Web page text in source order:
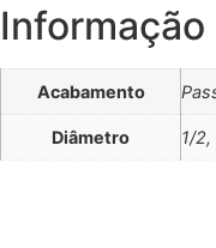
Acabamento
Diâmetro 1/